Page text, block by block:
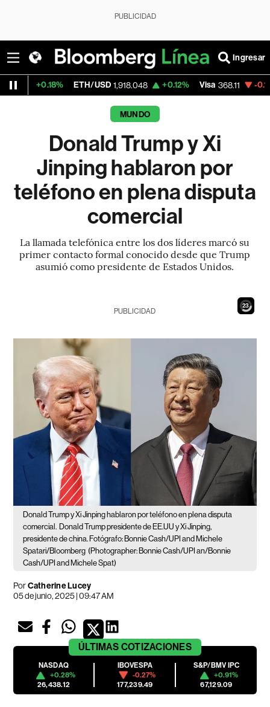
PUBLICIDAD
Ingresar
ETH/USD 1,918.048 +0.12% Visa 368.11 -0.12%
MUNDO
Donald Trump y Xi
Jinping hablaron por
teléfono en plena disputa
comercial
La llamada telefónica entre los dos líderes marcó su
primer contacto formal conocido desde que Trump
asumió como presidente de Estados Unidos.
22
PUBLICIDAD
Donald Trump y Xi Jinping hablaron por teléfono en plena disputa
comercial. Donald Trump presidente de EE.UU y Xi Jinping,
presidente de china. Fotógrafo: Bonnie Cash/UPI and Michele
Spatari/Bloomberg (Photographer: Bonnie Cash/UPI an/Bonnie
Cash/UPI and Michele Spat)
PorCatherine Lucey
05 de junio, 2025 | 09:47 AM
ÚLTIMAS COTIZACIONES
NASDAQ
+0.28%
26,438.12
IBOVESPA
-0.27%
177,239.49
S&P/BMV IPC
+0.91%
67,129.09